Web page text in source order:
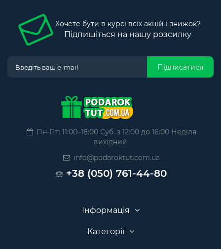
Хочете бути в курсі всіх акцій і знижок?
Підпишіться на нашу розсилку
Підписатися
Пн-Пт: 11:00–18:00 Суб. з 12:00 до 16:00 Неділя
вихідний
info@podaroktut.com.ua
+38 (050) 761-44-80
Інформація
Категорії